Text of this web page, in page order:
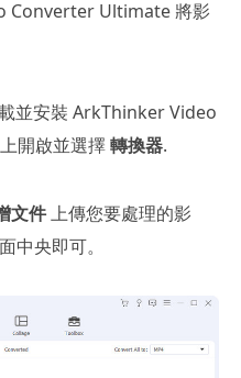
Converter Ultimate 將影
並安裝 ArkThinker Video
開啟並選擇轉換器.
文件上傳您要處理的影
中央即可。